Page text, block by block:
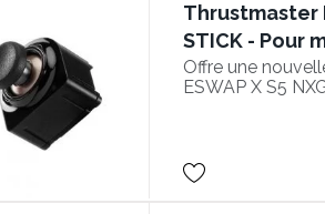
Thrustmaster
STICK - Pour
Offre une
ESWAP X S5